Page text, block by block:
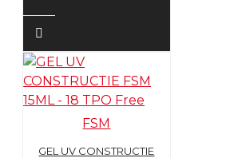
FSM
GEL UV CONSTRUCTIE